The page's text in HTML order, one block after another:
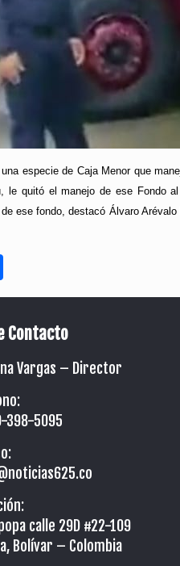
especie de Caja Menor que
le quitó el manejo de ese Fondo
ese fondo, destacó Álvaro Arévalo
Contacto
Vargas – Director
398-5095
calle 29D #22-109
Bolívar – Colombia